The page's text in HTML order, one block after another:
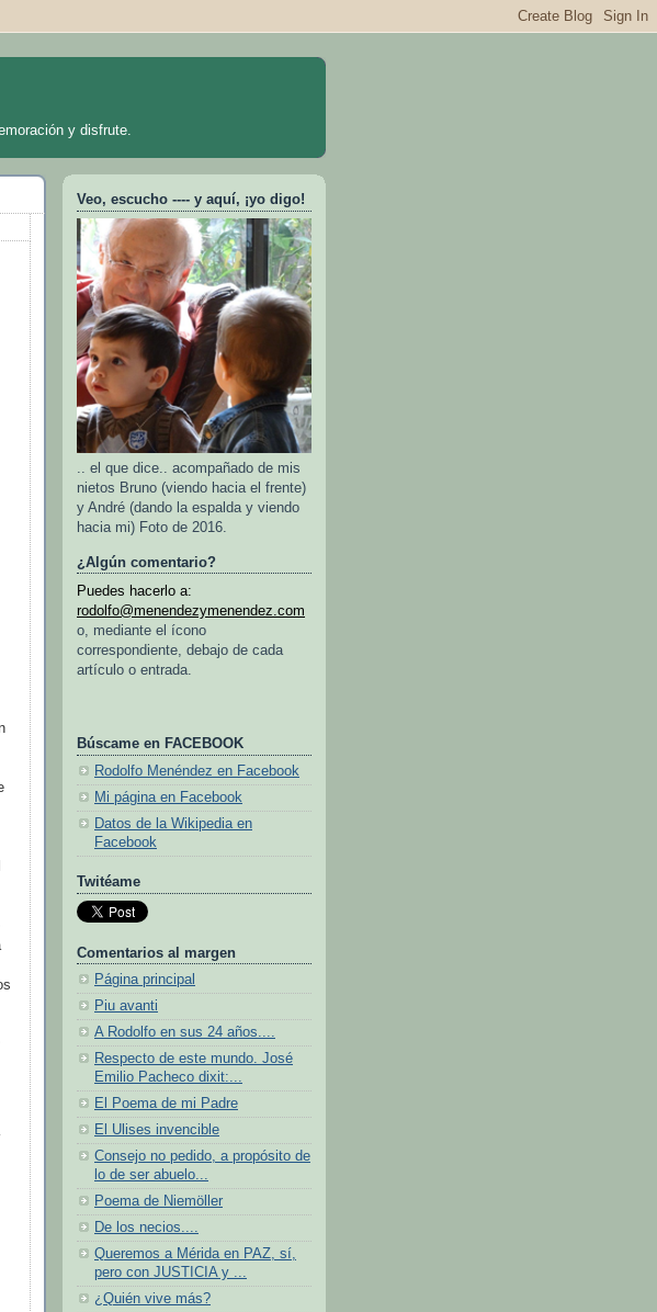
y disfrute.
Veo, escucho ---- y aquí, ¡yo digo!
.. el que dice.. acompañado de mis
nietos Bruno (viendo hacia el frente)
y André (dando la espalda y viendo
hacia mi) Foto de 2016.
¿Algún comentario?
Puedes hacerlo a:
rodolfo@menendezymenendez.com
o, mediante el ícono
correspondiente, debajo de cada
artículo o entrada.
Búscame en FACEBOOK
Rodolfo Menéndez en Facebook
Mi página en Facebook
Datos de la Wikipedia en
Facebook
Twitéame
Comentarios al margen
Página principal
Piu avanti
A Rodolfo en sus 24 años....
Respecto de este mundo. José
Emilio Pacheco dixit:...
El Poema de mi Padre
El Ulises invencible
Consejo no pedido, a propósito de
lo de ser abuelo...
Poema de Niemöller
De los necios....
Queremos a Mérida en PAZ, sí,
pero con JUSTICIA y ...
¿Quién vive más?